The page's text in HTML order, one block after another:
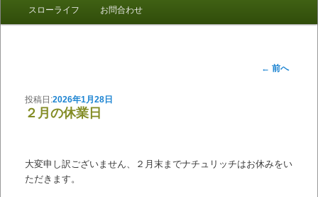
スローライフ お問合わせ
← 前へ
２月の休業日
投稿日:2026年1月28日
大変申し訳ございません、２月末までナチュリッチはお休みをい
ただきます。